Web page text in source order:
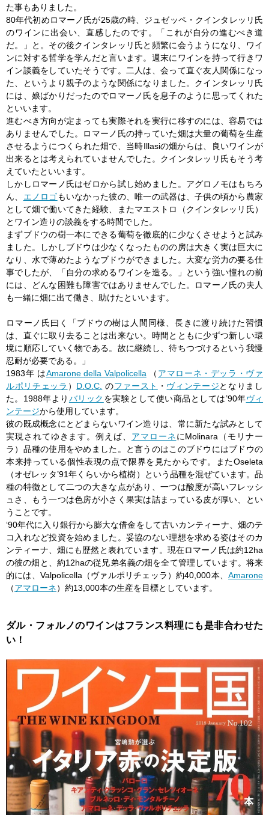
た事もありました。
80年代初めロマーノ氏が25歳の時、ジュゼッペ・クインタレッリ氏
のワインに出会い、直感したのです。「これが自分の進むべき道
だ。」と。その後クインタレッリ氏と頻繁に会うようになり、ワイ
ンに対する哲学を学んだと言います。週末にワインを持って行きワ
イン談義をしていたそうです。二人は、会って直ぐ友人関係になっ
た、というより親子のような関係になりました。クインタレッリ氏
には、娘ばかりだったのでロマーノ氏を息子のように思ってくれた
といいます。
進むべき方向が定まっても実際それを実行に移すのには、容易では
ありませんでした。ロマーノ氏の持っていた畑は大量の葡萄を生産
させるようにつくられた畑で、当時Illasiの畑からは、良いワインが
出来るとは考えられていませんでした。クインタレッリ氏もそう考
えていたといいます。
しかしロマーノ氏はゼロから試し始めました。アグロノモはもちろ
ん、 エノロゴもいなかった彼の、唯一の武器は、子供の頃から農家
として畑で働いてきた経験、またマエストロ（クインタレッリ氏）
とワイン造りの談義をする時間でした。
まずブドウの樹一本にできる葡萄を徹底的に少なくさせようと試み
ました。しかしブドウは少なくなったものの房は大きく実は巨大に
なり、水で薄めたようなブドウができました。大変な労力の要る仕
事でしたが、「自分の求めるワインを造る。」という強い憧れの前
には、どんな困難も障害ではありませんでした。ロマーノ氏の夫人
も一緒に畑に出て働き、助けたといいます。
ロマーノ氏曰く「ブドウの樹は人間同様、長きに渡り続けた習慣
は、直ぐに取り去ることは出来ない。時間とともに少ずつ新しい環
境に順応していく物である。故に継続し、待ちつづけるという我慢
忍耐が必要である。」
1983年 はAmarone della Valpolicella （ アマローネ・デッラ・ヴァ
ルポリチェッラ ） D.O.C. のファースト ・ ヴィンテージとなりまし
た。1988年より バリック を実験として使い商品としては’90年ヴィ
ンテージから使用しています。
彼の既成概念にとどまらないワイン造りは、常に新たな試みとして
実現されてゆきます。例えば、 アマローネにMolinara（モリナー
ラ）品種の使用をやめました。と言うのはこのブドウにはブドウの
本来持っている個性表現の点で限界を見たからです。またOseleta
（オゼレッタ’91年くらいから植樹）という品種を混ぜています。品
種の特徴として二つの大きな点があり、一つは酸度が高いフレッシ
ュさ、もう一つは色房が小さく果実は詰まっている皮が厚い、とい
うことです。
‘90年代に入り銀行から膨大な借金をして古いカンティーナ、畑のテ
コ入れなど投資を始めました。妥協のない理想を求める姿はそのカ
ンティーナ、畑にも歴然と表れています。現在ロマーノ氏は約12ha
の彼の畑と、約12haの従兄弟名義の畑を全て管理しています。将来
的には、Valpolicella（ヴァルポリチェッラ）約40,000本、 Amarone
（アマローネ）約13,000本の生産を目標としています。
ダル・フォルノのワインはフランス料理にも是非合わせた
い！